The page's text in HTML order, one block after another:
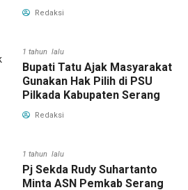
Redaksi
1 tahun lalu
Bupati Tatu Ajak Masyarakat
Gunakan Hak Pilih di PSU
Pilkada Kabupaten Serang
Redaksi
1 tahun lalu
Pj Sekda Rudy Suhartanto
Minta ASN Pemkab Serang